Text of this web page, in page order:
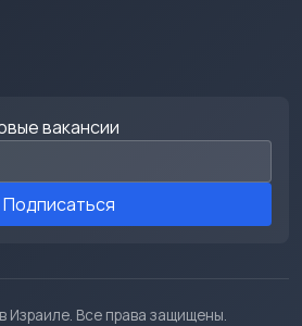
вакансии
Подписаться
Израиле. Все права защищены.